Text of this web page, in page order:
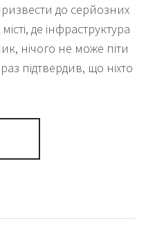
до серйозних
де інфраструктура
нічого не може піти
підтвердив, що ніхто